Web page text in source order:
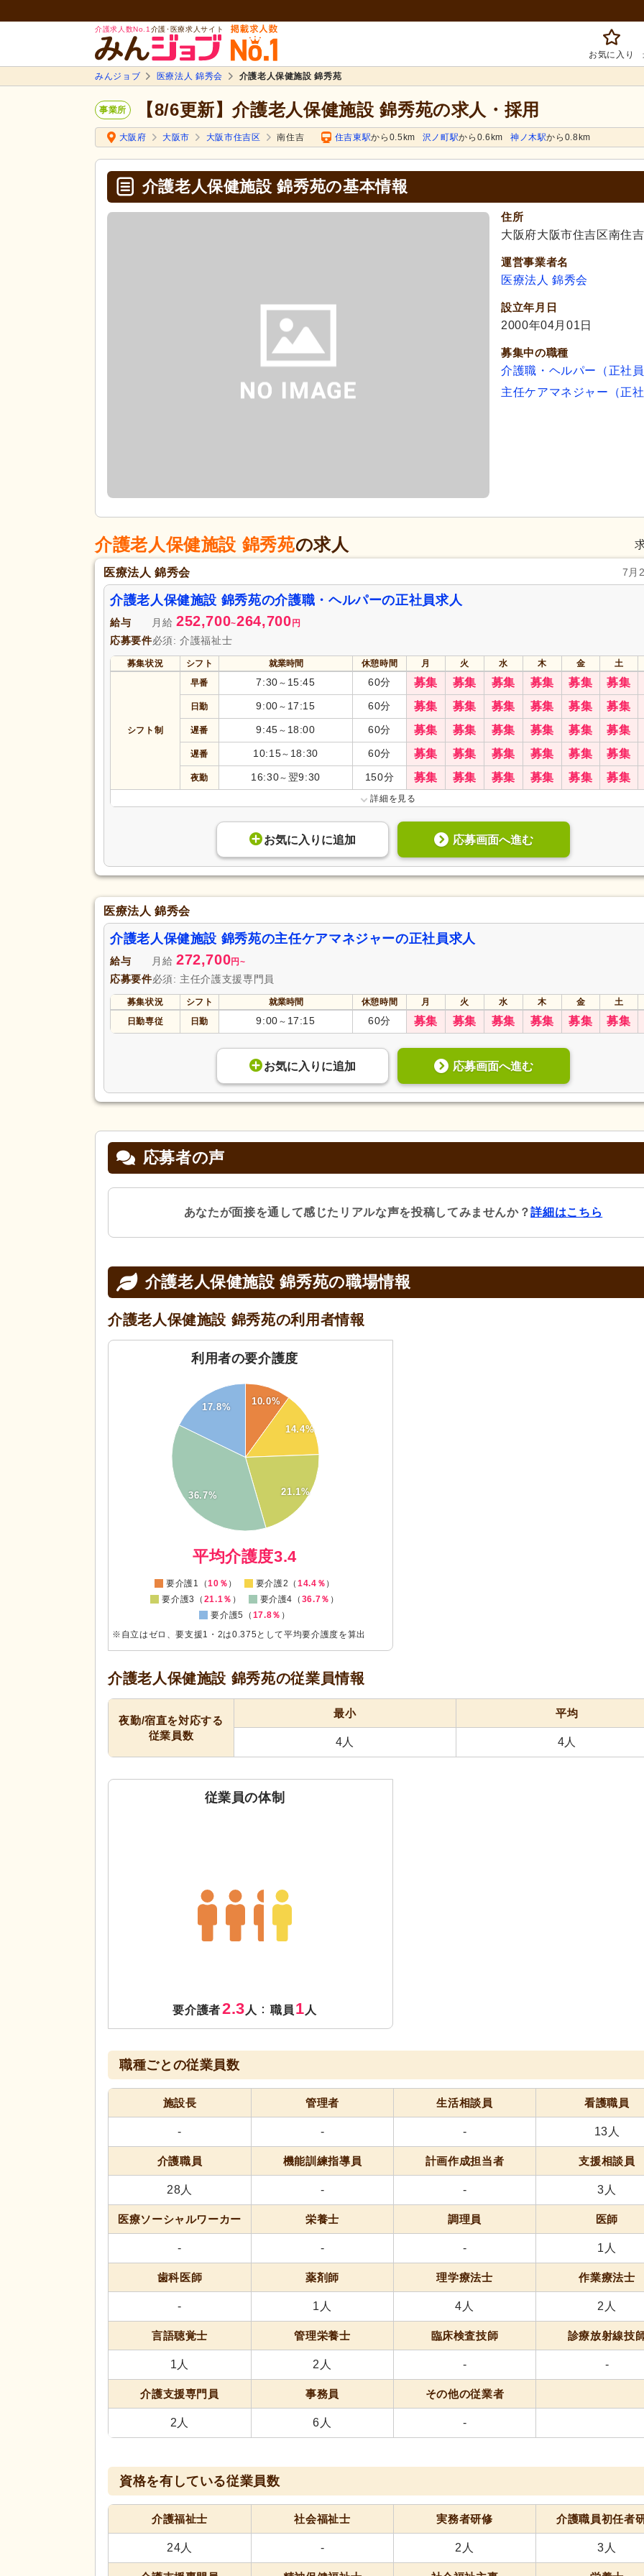
介護求人数No.1 介護･医療求人サイト
お気に入り
みんジョブ 医療法人 錦秀会 介護老人保健施設 錦秀苑
事業所 【8/6更新】介護老人保健施設 錦秀苑の求人・採用
大阪府 大阪市 大阪市住吉区 南住吉 住吉東駅から0.5km 沢ノ町駅から0.6km 神ノ木駅から0.8km
介護老人保健施設 錦秀苑の基本情報
住所
大阪府大阪市住吉区南住
運営事業者名
医療法人 錦秀会
設立年月日
2000年04月01日
募集中の職種
介護職・ヘルパー（正社
主任ケアマネジャー（正
介護老人保健施設 錦秀苑の求人
医療法人 錦秀会 7月
介護老人保健施設 錦秀苑の介護職・ヘルパーの正社員求人
給与 月給 252,700~264,700 円
応募要件必須: 介護福祉士
募集状況 シフト 就業時間 休憩時間 月 火 水 木 金 土
シフト制
早番 7:30 ～ 15:45 60分 募集 募集 募集 募集 募集 募集
日勤 9:00 ～ 17:15 60分 募集 募集 募集 募集 募集 募集
遅番 9:45 ～ 18:00 60分 募集 募集 募集 募集 募集 募集
遅番 10:15～ 18:30 60分 募集 募集 募集 募集 募集 募集
夜勤 16:30～ 翌9:30 150分 募集 募集 募集 募集 募集 募集
詳細を見る
お気に入り に追加 応募画面へ進む
医療法人 錦秀会
介護老人保健施設 錦秀苑の主任ケアマネジャーの正社員求人
給与 月給 272,700円~
応募要件必須: 主任介護支援専門員
募集状況 シフト 就業時間 休憩時間 月 火 水 木 金
土
日勤専従
日勤 9:00 ～ 17:15 60分 募集 募集 募集 募集 募集 募集
お気に入り に追加 応募画面へ進む
応募者の声
あなたが面接を通して感じたリアルな声を投稿してみませんか？詳細はこちら
介護老人保健施設 錦秀苑の職場情報
介護老人保健施設 錦秀苑の利用者情報
利用者の要介護度
10.0%
14.4%
21.1%
36.7%
17.8%
0
平均介護度3.4
要介護1（10％ ） 要介護2（14.4％ ）
要介護3（ 21.1％ ） 要介護4（ 36.7％ ）
要介護5（ 17.8％ ）
※自立はゼロ、要支援1・2は0.375として平均要介護度を算出
介護老人保健施設 錦秀苑の従業員情報
夜勤/宿直を対応する
従業員数
最小 平均
4人 4人
従業員の体制
要介護者2.3 人 ：職員 1 人
職種ごとの従業員数
施設長 管理者 生活相談員 看護職員
- - - 13人
介護職員 機能訓練指導員 計画作成担当者 支援相談員
28人 - - 3人
医療ソーシャルワーカー 栄養士 調理員 医師
- - - 1人
歯科医師 薬剤師 理学療法士 作業療法士
- 1人 4人 2人
言語聴覚士 管理栄養士 臨床検査技師 診療放射線技
1人 2人 - -
介護支援専門員 事務員 その他の従業者
2人 6人 -
資格を有している従業員数
介護福祉士 社会福祉士 実務者研修 介護職員初任者
24人 - 2人 3人